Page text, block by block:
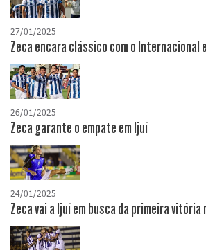
27/01/2025
Zeca encara clássico com o Internacional
26/01/2025
Zeca garante o empate em Ijuí
24/01/2025
Zeca vai a Ijuí em busca da primeira vitória